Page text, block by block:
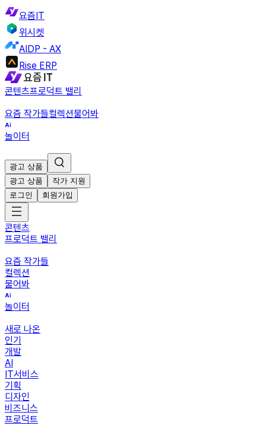
요즘IT
위시켓
AIDP - AX
Rise ERP
콘텐츠프로덕트 밸리
요즘 작가들컬렉션물어봐
놀이터
광고 상품
광고 상품
작가 지원
로그인
회원가입
콘텐츠
프로덕트 밸리
요즘 작가들
컬렉션
물어봐
놀이터
새로 나온
인기
개발
AI
IT서비스
기획
디자인
비즈니스
프로덕트